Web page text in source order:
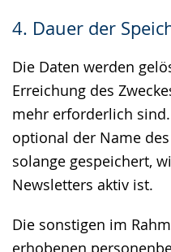
4. Dauer der
Die Daten werden
Erreichung des
mehr erforderlich
optional der Name
solange gespeichert,
Newsletters aktiv ist.
Die sonstigen im
erhobenen